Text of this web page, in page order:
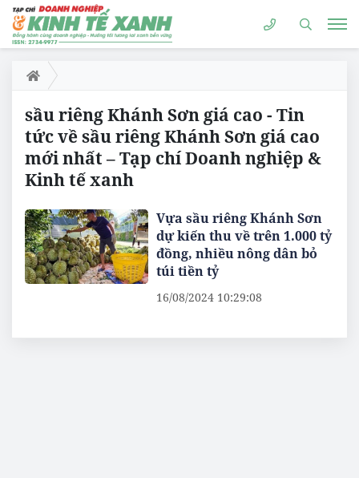
sầu riêng Khánh Sơn giá cao - Tin
tức về sầu riêng Khánh Sơn giá cao
mới nhất – Tạp chí Doanh nghiệp &
Kinh tế xanh
Vựa sầu riêng Khánh Sơn
dự kiến thu về trên 1.000 tỷ
đồng, nhiều nông dân bỏ
túi tiền tỷ
16/08/2024 10:29:08